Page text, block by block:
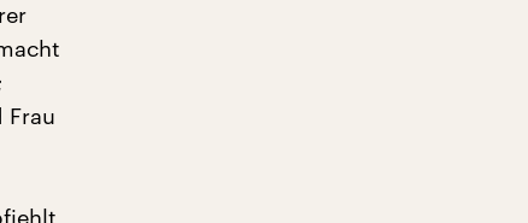
Frau